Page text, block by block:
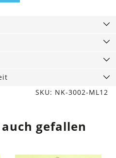
SKU: NK-3002-ML12
gefallen